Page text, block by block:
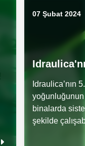
07 Şubat 2024
Idraulica’nın
binalarda
şekilde